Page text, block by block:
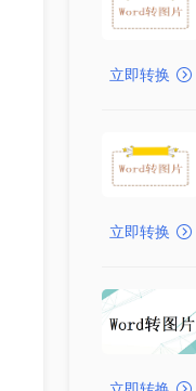
立即转换
立即转换